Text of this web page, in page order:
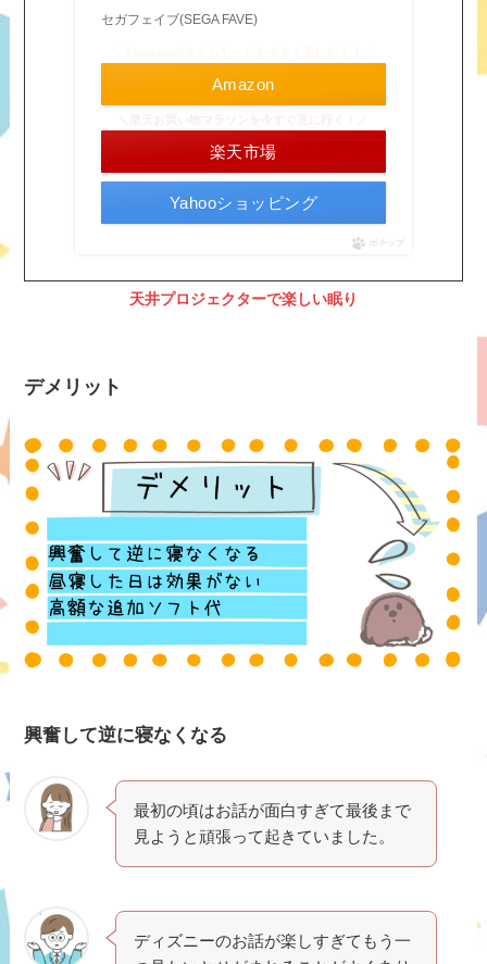
セガフェイブ(SEGA FAVE)
Amazon
楽天市場
Yahooショッピング
ポチップ
天井プロジェクターで楽しい眠り
デメリット
興奮して逆に寝なくなる
最初の頃はお話が面白すぎて最後まで
見ようと頑張って起きていました。
ディズニーのお話が楽しすぎてもう一